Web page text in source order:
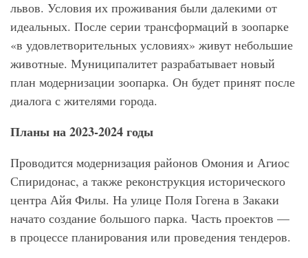
львов. Условия их проживания были далекими от
идеальных. После серии трансформаций в зоопарке
«в удовлетворительных условиях» живут небольшие
животные. Муниципалитет разрабатывает новый
план модернизации зоопарка. Он будет принят после
диалога с жителями города.
Планы на 2023-2024 годы
Проводится модернизация районов Омония и Агиос
Спиридонас, а также реконструкция исторического
центра Айя Филы. На улице Поля Гогена в Закаки
начато создание большого парка. Часть проектов —
в процессе планирования или проведения тендеров.